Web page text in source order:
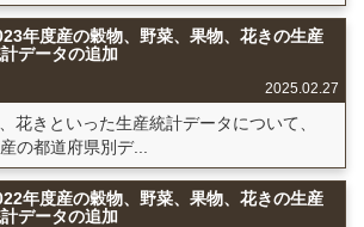
年度産の穀物、野菜、果物、花きの生産
データの追加
2025.02.27
花きといった生産統計データについて、
の都道府県別デ...
年度産の穀物、野菜、果物、花きの生産
データの追加